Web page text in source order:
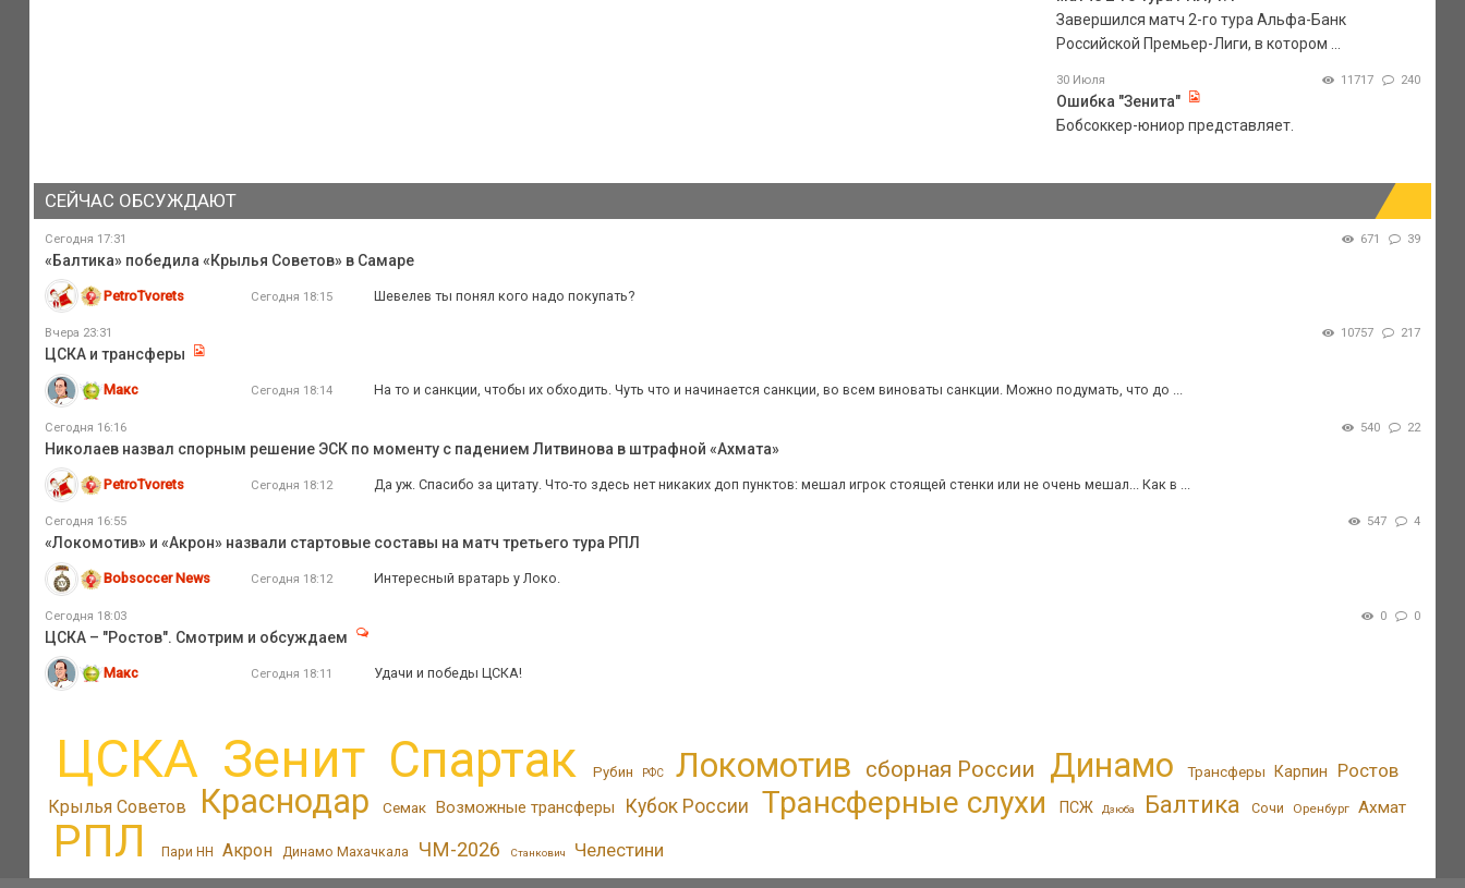
Завершился матч 2-го тура Альфа-Банк
Российской Премьер-Лиги, в котором ...
30 Июля 11717 240
Ошибка "Зенита"
Бобсоккер-юниор представляет.
СЕЙЧАС ОБСУЖДАЮТ
Сегодня 17:31 671 39
«Балтика» победила «Крылья Советов» в Самаре
PetroTvorets Сегодня 18:15 Шевелев ты понял кого надо покупать?
Вчера 23:31 10757 217
ЦСКА и трансферы
Макс Сегодня 18:14 На то и санкции, чтобы их обходить. Чуть что и начинается санкции, во всем виноваты санкции. Можно подумать, что до ...
Сегодня 16:16 540 22
Николаев назвал спорным решение ЭСК по моменту с падением Литвинова в штрафной «Ахмата»
PetroTvorets Сегодня 18:12 Да уж. Спасибо за цитату. Что-то здесь нет никаких доп пунктов: мешал игрок стоящей стенки или не очень мешал... Как в ...
Сегодня 16:55 547 4
«Локомотив» и «Акрон» назвали стартовые составы на матч третьего тура РПЛ
Bobsoccer News Сегодня 18:12 Интересный вратарь у Локо.
Сегодня 18:03 0 0
ЦСКА – "Ростов". Смотрим и обсуждаем
Макс Сегодня 18:11 Удачи и победы ЦСКА!
ЦСКА Зенит Спартак Рубин РФС Локомотив сборная России Динамо Трансферы Карпин Ростов
Крылья Советов Краснодар Семак Возможные трансферы Кубок России Трансферные слухи ПСЖ Дзюба Балтика Сочи Оренбург Ахмат
РПЛ Пари НН Акрон Динамо Махачкала ЧМ-2026 Станкович Челестини